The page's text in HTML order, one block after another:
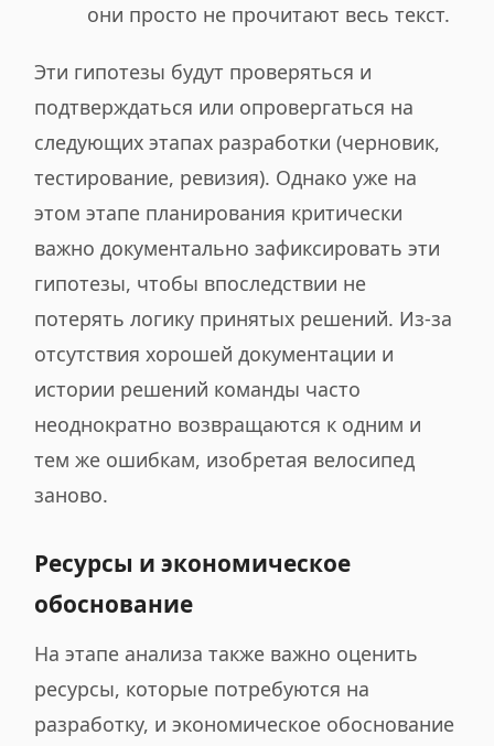
они просто не прочитают весь текст.
Эти гипотезы будут проверяться и
подтверждаться или опровергаться на
следующих этапах разработки (черновик,
тестирование, ревизия). Однако уже на
этом этапе планирования критически
важно документально зафиксировать эти
гипотезы, чтобы впоследствии не
потерять логику принятых решений. Из-за
отсутствия хорошей документации и
истории решений команды часто
неоднократно возвращаются к одним и
тем же ошибкам, изобретая велосипед
заново.
Ресурсы и экономическое
обоснование
На этапе анализа также важно оценить
ресурсы, которые потребуются на
разработку, и экономическое обоснование